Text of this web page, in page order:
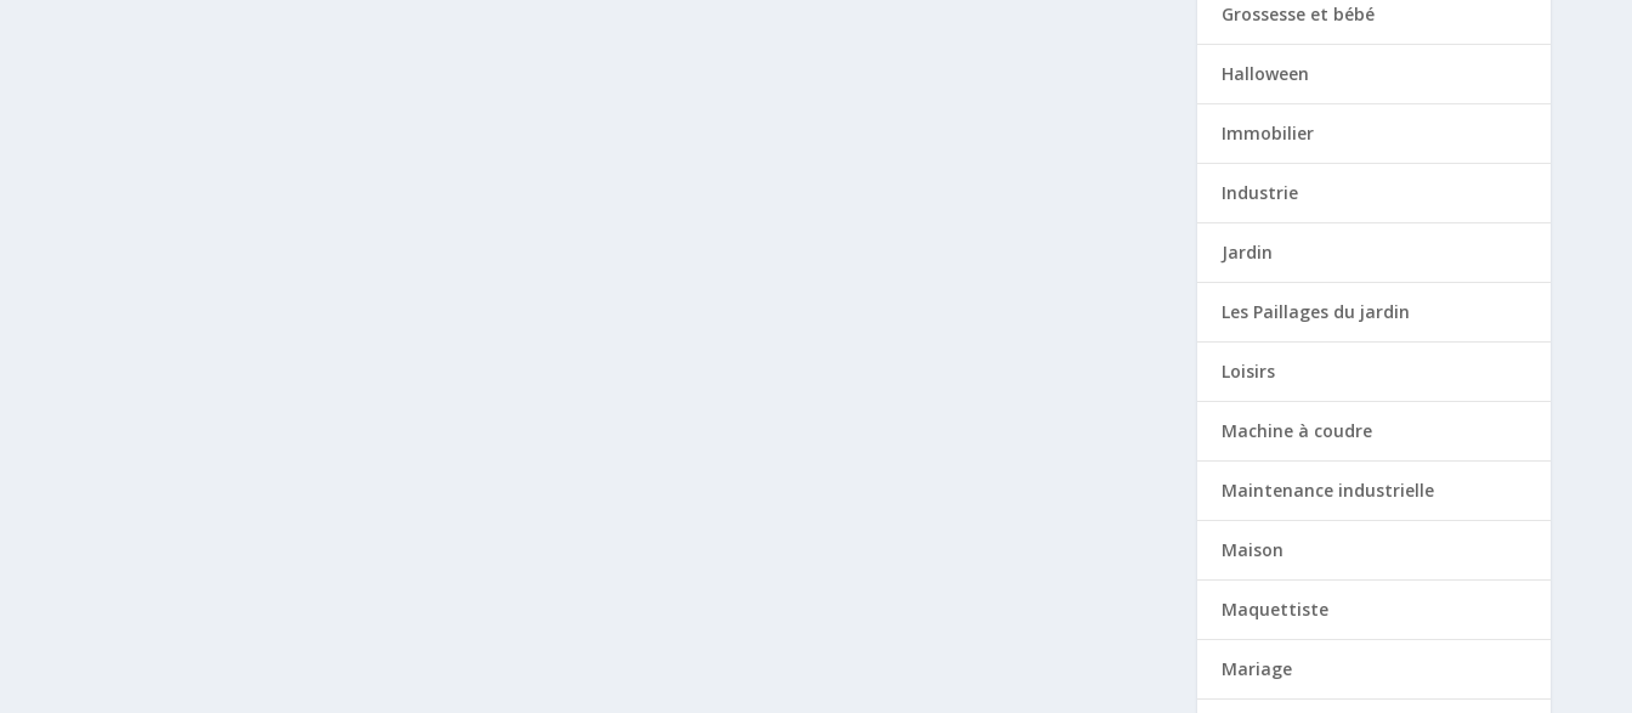
Grossesse et bébé
Halloween
Immobilier
Industrie
Jardin
Les Paillages du jardin
Loisirs
Machine à coudre
Maintenance industrielle
Maison
Maquettiste
Mariage